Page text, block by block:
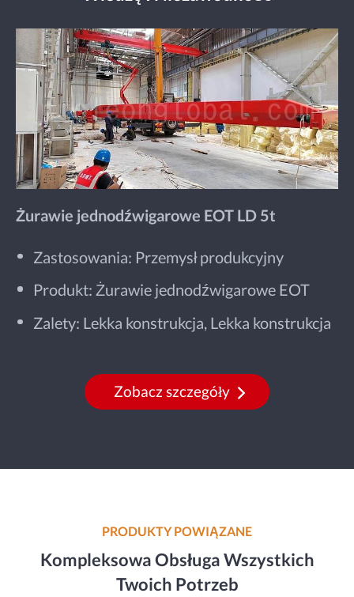
Żurawie jednodźwigarowe EOT LD 5t
Zastosowania: Przemysł produkcyjny
Produkt: Żurawie jednodźwigarowe EOT
Zalety: Lekka konstrukcja, Lekka konstrukcja
Zobacz szczegóły
PRODUKTY POWIĄZANE
Kompleksowa Obsługa Wszystkich
Twoich Potrzeb